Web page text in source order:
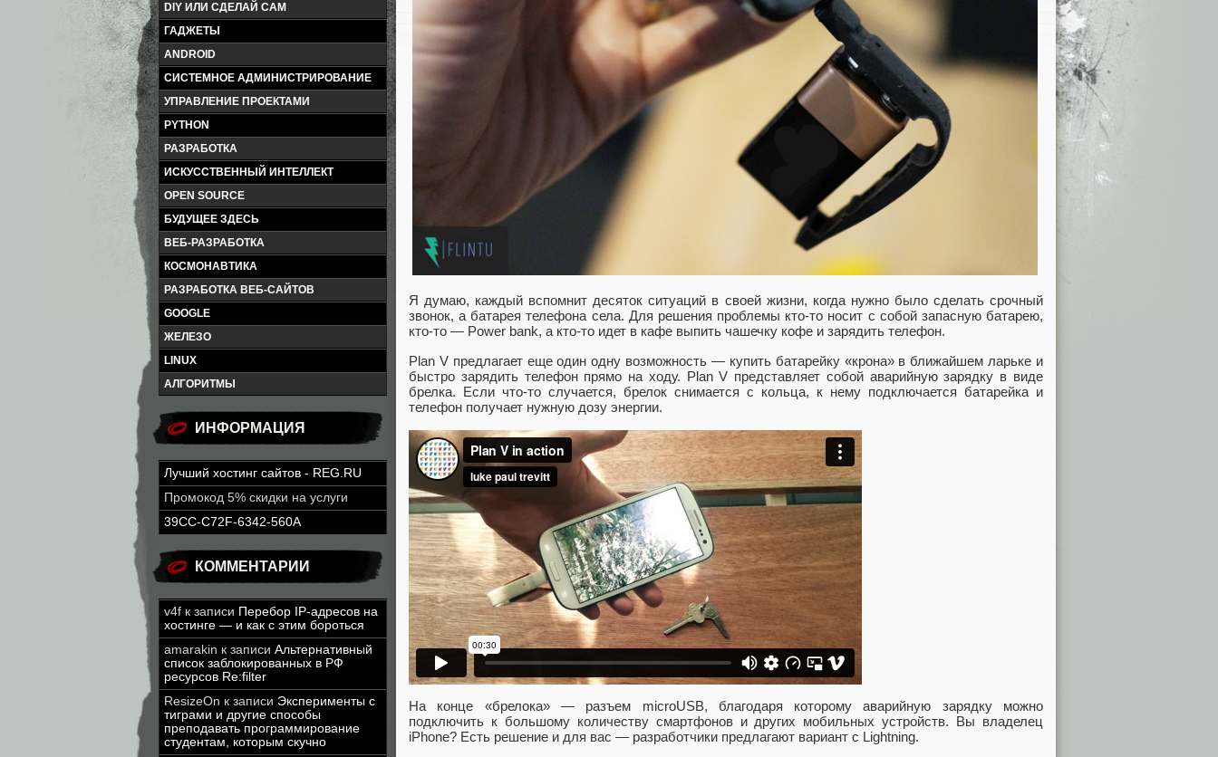
DIY ИЛИ СДЕЛАЙ САМ
ГАДЖЕТЫ
ANDROID
СИСТЕМНОЕ АДМИНИСТРИРОВАНИЕ
УПРАВЛЕНИЕ ПРОЕКТАМИ
PYTHON
РАЗРАБОТКА
ИСКУССТВЕННЫЙ ИНТЕЛЛЕКТ
OPEN SOURCE
БУДУЩЕЕ ЗДЕСЬ
ВЕБ-РАЗРАБОТКА
КОСМОНАВТИКА
РАЗРАБОТКА ВЕБ-САЙТОВ
GOOGLE
ЖЕЛЕЗО
LINUX
АЛГОРИТМЫ
ИНФОРМАЦИЯ
Лучший хостинг сайтов - REG.RU
Промокод 5% скидки на услуги
39CC-C72F-6342-560A
КОММЕНТАРИИ
v4f к записи Перебор IP-адресов на
хостинге — и как с этим бороться
amarakin к записи Альтернативный
список заблокированных в РФ
ресурсов Re:filter
ResizeOn к записи Эксперименты с
тиграми и другие способы
преподавать программирование
студентам, которым скучно
Я думаю, каждый вспомнит десяток ситуаций в своей жизни, когда нужно было сделать срочный
звонок, а батарея телефона села. Для решения проблемы кто-то носит с собой запасную батарею,
кто-то — Power bank, а кто-то идет в кафе выпить чашечку кофе и зарядить телефон.
Plan V предлагает еще один одну возможность — купить батарейку «крона» в ближайшем ларьке и
быстро зарядить телефон прямо на ходу. Plan V представляет собой аварийную зарядку в виде
брелка. Если что-то случается, брелок снимается с кольца, к нему подключается батарейка и
телефон получает нужную дозу энергии.
На конце «брелока» — разъем microUSB, благодаря которому аварийную зарядку можно
подключить к большому количеству смартфонов и других мобильных устройств. Вы владелец
iPhone? Есть решение и для вас — разработчики предлагают вариант с Lightning.